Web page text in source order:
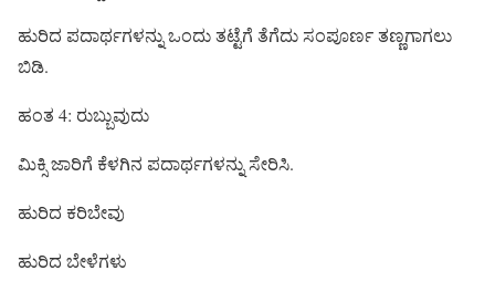
ಹುರಿದ ಪದಾರ್ಥಗಳನ್ನು ಒಂದು ತಟ್ಟೆಗೆ ತೆಗೆದು ಸಂಪೂರ್ಣ ತಣ್ಣಗಾಗಲು
ಬಿಡಿ.
ಹಂತ 4: ರುಬ್ಬುವುದು
ಮಿಕ್ಸಿ ಜಾರಿಗೆ ಕೆಳಗಿನ ಪದಾರ್ಥಗಳನ್ನು ಸೇರಿಸಿ.
ಹುರಿದ ಕರಿಬೇವು
ಹುರಿದ ಬೇಳೆಗಳು